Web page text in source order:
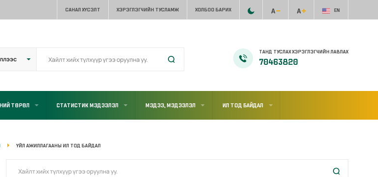
САНАЛ ХҮСЭЛТ ХЭРЭГЛЭГЧИЙН ТУСЛАМЖ ХОЛБОО БАРИХ EN
ТАНД ТУСЛАХ ХЭРЭГЛЭГЧИЙН ЛАВЛАХ
70463820
ТӨРӨЛ СТАТИСТИК МЭДЭЭЛЭЛ МЭДЭЭ, МЭДЭЭЛЭЛ ИЛ ТОД БАЙДАЛ
ҮЙЛ АЖИЛЛАГААНЫ ИЛ ТОД БАЙДАЛ